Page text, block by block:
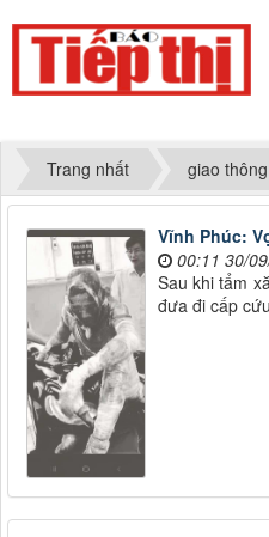
Trang nhất giao thông
Vĩnh Phúc:
00:11 30/
Sau khi tẩm
đưa đi cấp